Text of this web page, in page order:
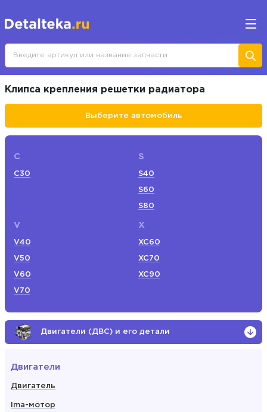
Клипса крепления решетки радиатора
Выберите автомобиль
C
C30
S
S40
S60
S80
V
V40
V50
V60
V70
X
XC60
XC70
XC90
Двигатели (ДВС) и его детали
Двигатели
Двигатель
Ima-мотор